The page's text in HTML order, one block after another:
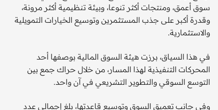
سوق أعمق، ومنتجات أكثر تنوعا، وبيئة تنظيمية أكثر مرونة،
وقدرة أكبر على جذب المستثمرين وتوسيع الخيارات التمويلية
والاستثمارية.
في هذا السياق، برزت هيئة السوق المالية بوصفها أحد
المحركات التنفيذية لهذا المسار، من خلال حراك جمع بين
التوسع السوقي والتطوير التشريعي في آن واحد.
وفي جانب تعميق السوق وتوسيع قاعدتها، بلغ إجمالي عدد